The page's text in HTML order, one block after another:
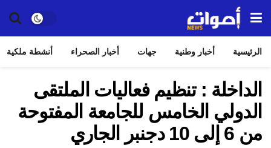
الرئيسية أخبار وطنية جهات أخبار الصحراء أنشطة ملكية
الداخلة : تنظيم فعاليات الملتقى
الدولي الخامس للجامعة المفتوحة
من 6 إلى 10 دجنبر الجاري